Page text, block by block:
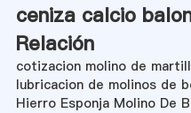
ceniza calcio
Relación
cotizacion molino de
lubricacion de molinos de
Hierro Esponja Molino De